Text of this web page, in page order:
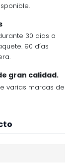
30 días a
90 días
gran calidad.
varias marcas de